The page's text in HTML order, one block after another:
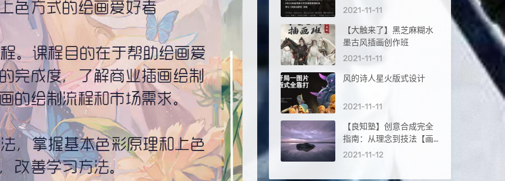
2021-11-11
【大触来了】黑芝麻糊水
墨古风插画创作班
2021-11-11
风的诗人星火版式设计
2021-11-11
【良知塾】创意合成完全
指南：从理念到技法【画
质高清】
2021-11-12